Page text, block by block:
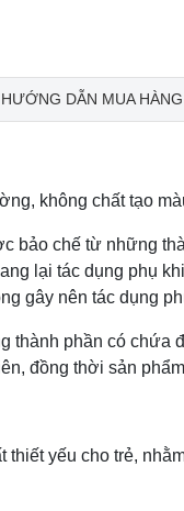
HƯỚNG DẪN MUA HÀNG
không chất tạo
bảo chế từ những
lại tác dụng phụ
gây nên tác dụng
thành phần có
đồng thời sản
thiết yếu cho trẻ,